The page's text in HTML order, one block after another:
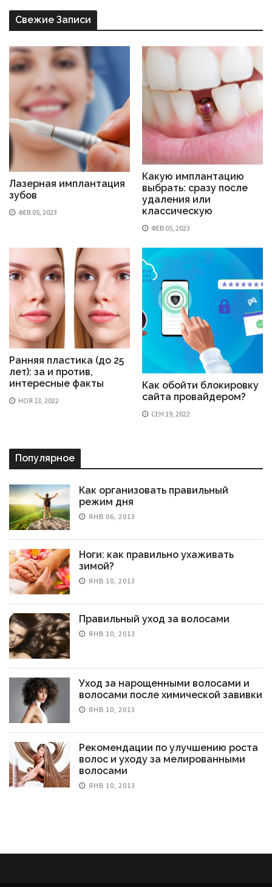
Свежие Записи
Лазерная имплантация
зубов
ФЕВ 05, 2023
Какую имплантацию
выбрать: сразу после
удаления или
классическую
ФЕВ 05, 2023
Ранняя пластика (до 25
лет): за и против,
интересные факты
НОЯ 13, 2022
Как обойти блокировку
сайта провайдером?
СЕН 19, 2022
Популярное
Как организовать правильный
режим дня
ЯНВ 06, 2013
Ноги: как правильно ухаживать
зимой?
ЯНВ 10, 2013
Правильный уход за волосами
ЯНВ 10, 2013
Уход за нарощенными волосами и
волосами после химической завивки
ЯНВ 10, 2013
Рекомендации по улучшению роста
волос и уходу за мелированными
волосами
ЯНВ 10, 2013